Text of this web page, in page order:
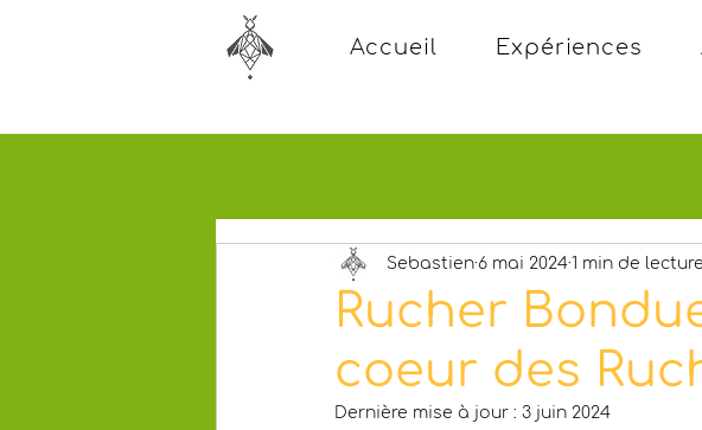
Accueil Expériences
Rucher
coeur des
Sebastien 6 mai 2024 1 min de lecture
Dernière mise à jour : 3 juin 2024